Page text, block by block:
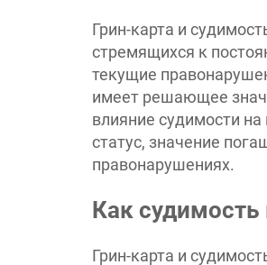
Грин-карта и
стремящихся к
текущие
имеет решающее
влияние судимости
статус, значение
правонарушениях.
Как судимость
Грин-карта и